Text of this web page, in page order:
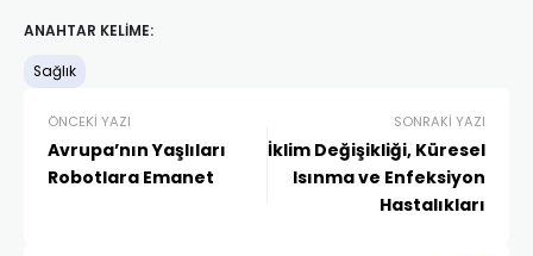
ANAHTAR KELIME:
Sağlık
ÖNCEKI YAZI
Avrupa’nın Yaşlıları
Robotlara Emanet
SONRAKI YAZI
İklim Değişikliği, Küresel
Isınma ve Enfeksiyon
Hastalıkları